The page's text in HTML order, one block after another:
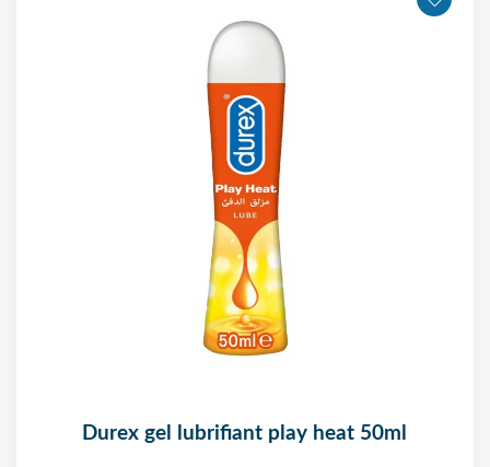
durex gel lubrifiant play heat 50ml